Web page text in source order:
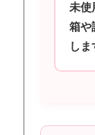
未使
箱や
しま